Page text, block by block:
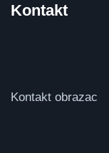
Kontakt
Kontakt obrazac